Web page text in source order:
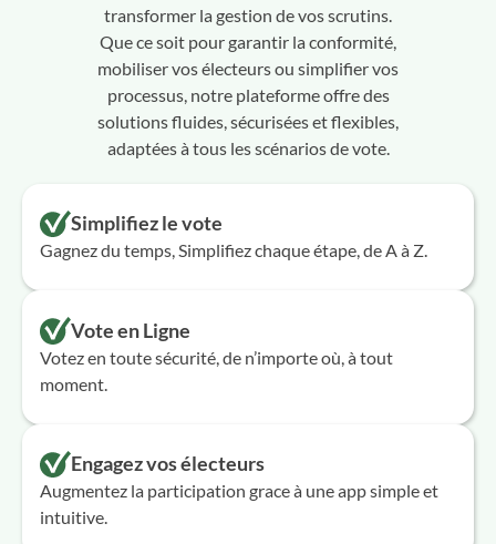
transformer la gestion de vos scrutins.
Que ce soit pour garantir la conformité,
mobiliser vos électeurs ou simplifier vos
processus, notre plateforme offre des
solutions fluides, sécurisées et flexibles,
adaptées à tous les scénarios de vote.
Simplifiez le vote
Gagnez du temps, Simplifiez chaque étape, de A à Z.
Vote en Ligne
Votez en toute sécurité, de n’importe où, à tout
moment.
Engagez vos électeurs
Augmentez la participation grace à une app simple et
intuitive.